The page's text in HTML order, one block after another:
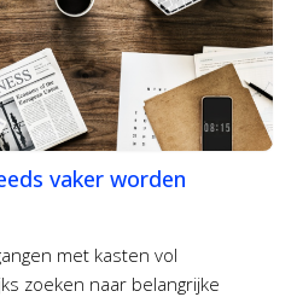
vaker worden
met kasten vol
zoeken naar belangrijke